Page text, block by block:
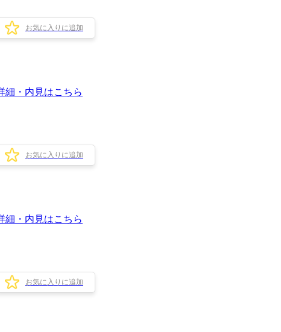
お気に入りに追加
細・内見はこちら
お気に入りに追加
細・内見はこちら
お気に入りに追加